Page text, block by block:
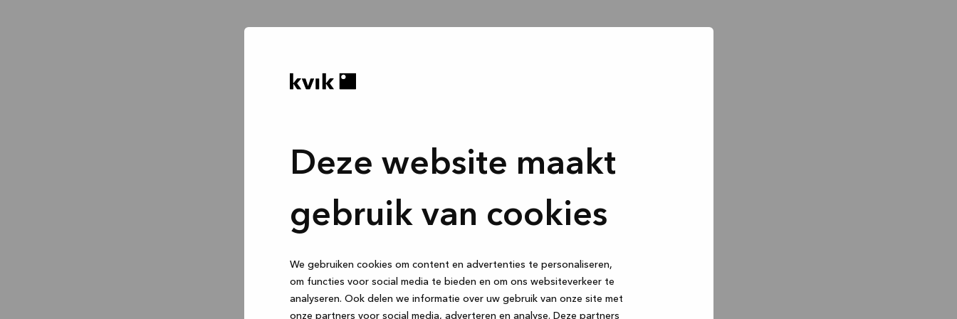
Deze website maakt
gebruik van cookies
We gebruiken cookies om content en advertenties te personaliseren,
om functies voor social media te bieden en om ons websiteverkeer te
analyseren. Ook delen we informatie over uw gebruik van onze site met
onze partners voor social media, adverteren en analyse. Deze partners